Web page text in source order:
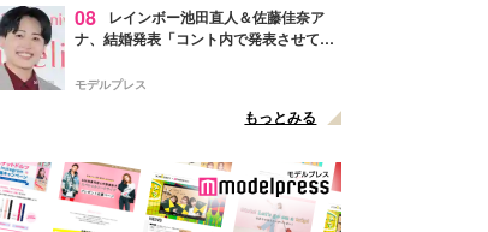
08
レインボー池田直人＆佐藤佳奈ア
ナ、結婚発表「コント内で発表させてい
点変更のため
モデルプレス
もっとみる